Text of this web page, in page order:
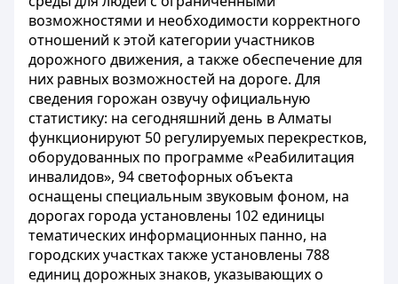
возможностями и необходимости корректного
отношений к этой категории участников
дорожного движения, а также обеспечение для
них равных возможностей на дороге. Для
сведения горожан озвучу официальную
статистику: на сегодняшний день в Алматы
функционируют 50 регулируемых перекрестков,
оборудованных по программе «Реабилитация
инвалидов», 94 светофорных объекта
оснащены специальным звуковым фоном, на
дорогах города установлены 102 единицы
тематических информационных панно, на
городских участках также установлены 788
единиц дорожных знаков, указывающих о